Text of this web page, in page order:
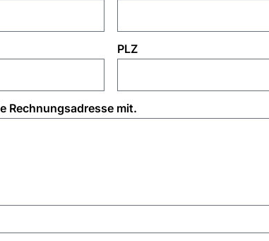
PLZ
Rechnungsadresse mit.